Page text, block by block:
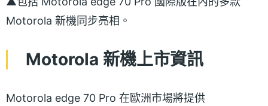
Motorola 新機同步亮相。
Motorola 新機上市資訊
Motorola edge 70 Pro 在歐洲市場將提供